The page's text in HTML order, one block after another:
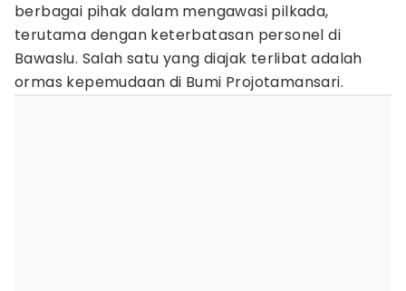
berbagai pihak dalam mengawasi pilkada,
terutama dengan keterbatasan personel di
Bawaslu. Salah satu yang diajak terlibat adalah
ormas kepemudaan di Bumi Projotamansari.